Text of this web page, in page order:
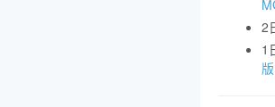
2
1